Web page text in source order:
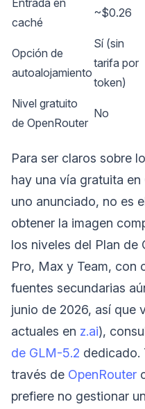
caché
~$0.26
Opción de
autoalojamiento
Sí (sin
tarifa por
token)
Nivel gratuito
de OpenRouter
No
Para ser claros sobre
hay una vía gratuita
uno anunciado, no es
obtener la imagen
los niveles del Plan
Pro, Max y Team, con
fuentes secundarias
junio de 2026, así que
actuales en z.ai),
de GLM-5.2 dedicado.
través de OpenRouter
prefiere no gestionar